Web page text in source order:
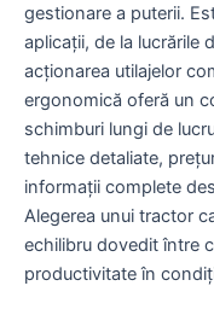
gestionare a puterii.
aplicații, de la lucrările
acționarea utilajelor
ergonomică oferă un
schimburi lungi de
tehnice detaliate,
informații complete
Alegerea unui tractor
echilibru dovedit între
productivitate în